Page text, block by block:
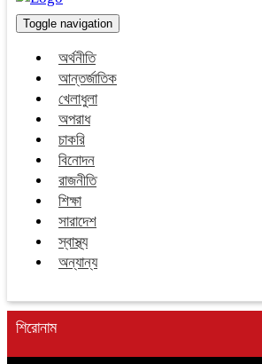
Toggle navigation
অর্থনীতি
আন্তর্জাতিক
খেলাধুলা
অপরাধ
চাকরি
বিনোদন
রাজনীতি
শিক্ষা
সারাদেশ
স্বাস্থ্য
অন্যান্য
শিরোনাম